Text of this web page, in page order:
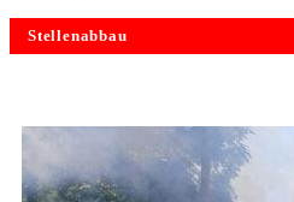
Stellenabbau